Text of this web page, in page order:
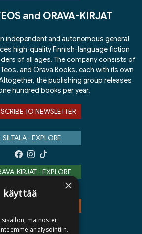
and ORAVA-KIRJAT
independent and autonomous general
high-quality Finnish-language fiction
of all ages. The company consists of
and Orava Books, each with its own
the publishing group releases
hundred books per year.
TO NEWSLETTER
SILTALA - EXPLORE
KIRJAT - EXPLORE
×
käyttää
mainosten
analysointiin.